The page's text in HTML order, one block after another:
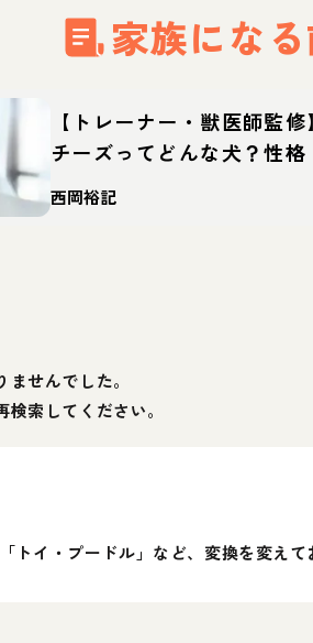
家族にな
【トレーナー・獣医師監
チーズってどんな犬？性格
徴・育て方・迎え方
西岡裕記
せんでした。
索してください。
トイ・プードル」など、変換を変えて